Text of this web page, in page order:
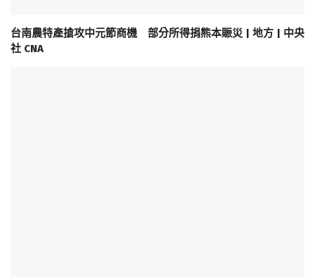
台南農特產搶攻中元節商機 部分所得捐熊本賑災 | 地方 | 中央
社 CNA